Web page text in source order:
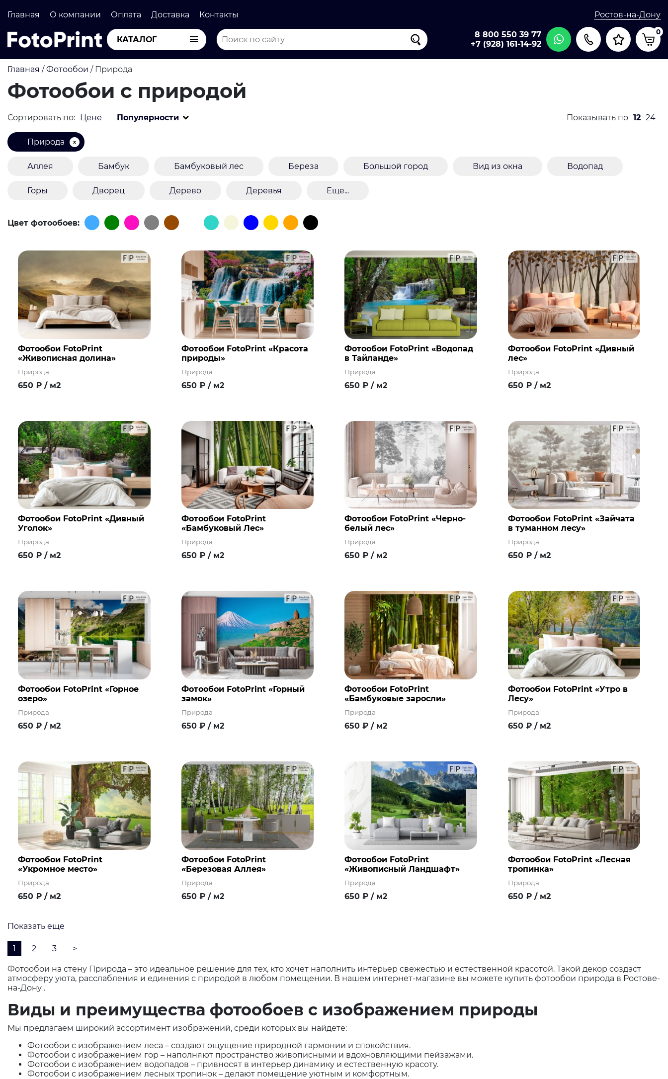
Главная О компании Оплата Доставка Контакты Ростов-на-Дону
КАТАЛОГ
8 800 550 39 77
+7 (928) 161-14-92
0
Главная / Фотообои / Природа
Фотообои с природой
Сортировать по: Цене Популярности Показывать по 12 24
Природа
Аллея Бамбук Бамбуковый лес Береза Большой город Вид из окна Водопад
Горы Дворец Дерево Деревья Еще...
Цвет фотообоев:
Фотообои FotoPrint
«Живописная долина»
Природа
650 ₽ / м2
Фотообои FotoPrint «Красота
природы»
Природа
650 ₽/ м2
Фотообои FotoPrint «Водопад
в Тайланде»
Природа
650 ₽ / м2
Фотообои FotoPrint «Дивный
лес»
Природа
650 ₽/ м2
Фотообои FotoPrint «Дивный
Уголок»
Природа
650 ₽ / м2
Фотообои FotoPrint
«Бамбуковый Лес»
Природа
650 ₽/ м2
Фотообои FotoPrint «Черно-
белый лес»
Природа
650 ₽ / м2
Фотообои FotoPrint «Зайчата
в туманном лесу»
Природа
650 ₽/ м2
Фотообои FotoPrint «Горное
озеро»
Природа
650 ₽ / м2
Фотообои FotoPrint «Горный
замок»
Природа
650 ₽/ м2
Фотообои FotoPrint
«Бамбуковые заросли»
Природа
650 ₽ / м2
Фотообои FotoPrint «Утро в
Лесу»
Природа
650 ₽/ м2
Фотообои FotoPrint
«Укромное место»
Природа
650 ₽ / м2
Фотообои FotoPrint
«Березовая Аллея»
Природа
650 ₽/ м2
Фотообои FotoPrint
«Живописный Ландшафт»
Природа
650 ₽ / м2
Фотообои FotoPrint «Лесная
тропинка»
Природа
650 ₽/ м2
Показать еще
1 2 3 >
Фотообои на стену Природа – это идеальное решение для тех, кто хочет наполнить интерьер свежестью и естественной красотой. Такой декор создаст
атмосферу уюта, расслабления и единения с природой в любом помещении. В нашем интернет-магазине вы можете купить фотообои природа в Ростове-
на-Дону .
Виды и преимущества фотообоев с изображением природы
Мы предлагаем широкий ассортимент изображений, среди которых вы найдете:
Фотообои с изображением леса – создают ощущение природной гармонии и спокойствия.
Фотообои с изображением гор – наполняют пространство живописными и вдохновляющими пейзажами.
Фотообои с изображением водопадов – привносят в интерьер динамику и естественную красоту.
Фотообои с изображением лесных тропинок – делают помещение уютным и комфортным.